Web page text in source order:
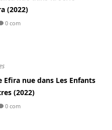
(2022)
0 com
Efira nue dans Les Enfants
(2022)
0 com